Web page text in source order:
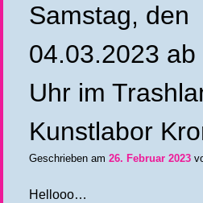
Samstag, den
04.03.2023 ab
Uhr im
Kunstlabor
Geschrieben am 26. Februar 2023
Hellooo…